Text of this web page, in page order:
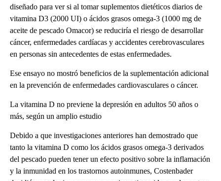
diseñado para ver si al tomar suplementos dietéticos diarios de
vitamina D3 (2000 UI) o ácidos grasos omega-3 (1000 mg de
aceite de pescado Omacor) se reduciría el riesgo de desarrollar
cáncer, enfermedades cardíacas y accidentes cerebrovasculares
en personas sin antecedentes de estas enfermedades.
Ese ensayo no mostró beneficios de la suplementación adicional
en la prevención de enfermedades cardiovasculares o cáncer.
La vitamina D no previene la depresión en adultos 50 años o
más, según un amplio estudio
Debido a que investigaciones anteriores han demostrado que
tanto la vitamina D como los ácidos grasos omega-3 derivados
del pescado pueden tener un efecto positivo sobre la inflamación
y la inmunidad en los trastornos autoinmunes, Costenbader